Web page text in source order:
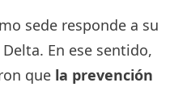
sede responde a su
En ese sentido,
que la prevención